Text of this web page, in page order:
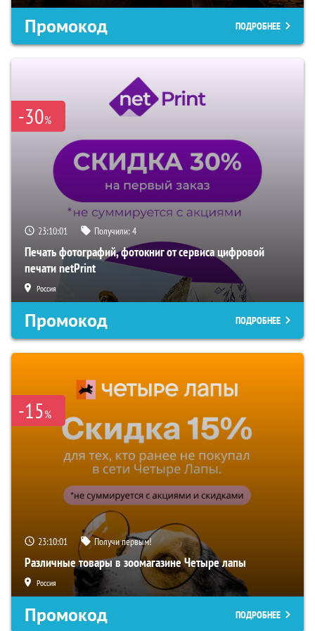
Промокод ПОДРОБНЕЕ
-30%
23:10:00 Получили:4
Печать фотографий, фотокниг от сервиса цифровой
печати netPrint
Россия
Промокод ПОДРОБНЕЕ
-15%
23:10:00 Получи первым!
Различные товары в зоомагазине Четыре лапы
Россия
Промокод ПОДРОБНЕЕ